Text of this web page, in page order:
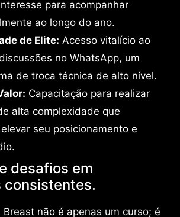
para acompanhar
ao longo do ano.
de Elite: Acesso vitalício ao
no WhatsApp, um
de troca técnica de alto nível.
Capacitação para realizar
alta complexidade que
seu posicionamento e
desafios em
consistentes.
Breast não é apenas um curso; é